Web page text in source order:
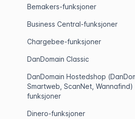
Bemakers-funksjoner
Business Central-funksjoner
Chargebee-funksjoner
DanDomain Classic
DanDomain Hostedshop
Smartweb, ScanNet, Wannafind)
funksjoner
Dinero-funksjoner